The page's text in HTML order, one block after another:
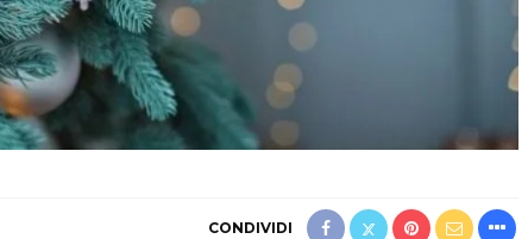
CONDIVIDI